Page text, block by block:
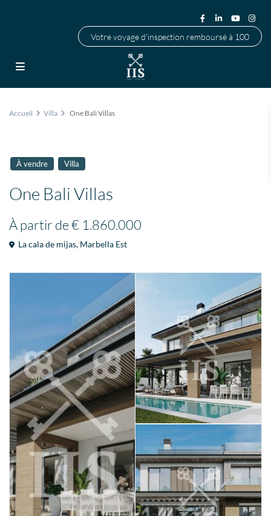
Votre voyage d'inspection remboursé à 100
Accueil Villa One Bali Villas
À vendre Villa
One Bali Villas
À partir de€ 1.860.000
La cala de mijas, Marbella Est